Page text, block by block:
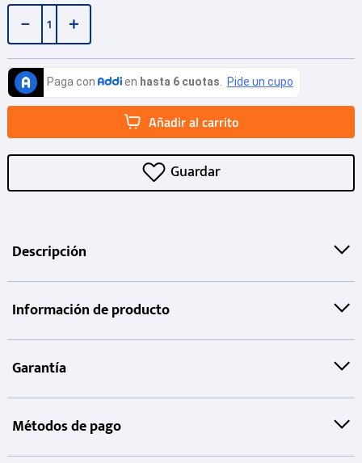
＋
－
Añadir al carrito
Descripción
Información de producto
Garantía
Métodos de pago